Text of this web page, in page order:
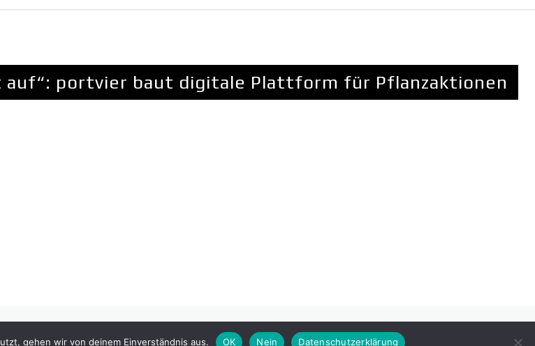
portvier baut digitale Plattform für Pflanzaktionen
gehen wir von deinem Einverständnis aus. OK Nein Datenschutzerklärung